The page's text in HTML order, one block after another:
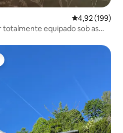
Classificação
4,92 (199)
equipado sob as
apreciados